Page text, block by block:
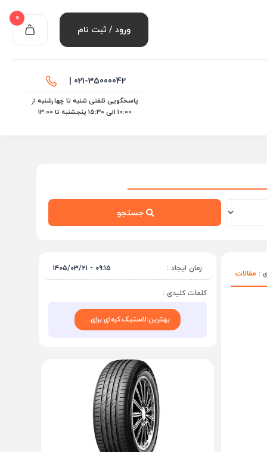
ورود / ثبت نام
0
021-35000042 |
پاسخگویی تلفنی شنبه تا چهارشنبه از
10:00 الی ۱۵:30 پنجشنبه تا 13:00
جستجو
: مقالات زمان ایجاد :
۰۹:۱۵ - ۱۴۰۵/۰۳/۲۱
کلمات کلیدی :
بهترین:لاستیک:کره‌ای:برای...